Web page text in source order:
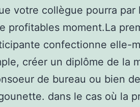
votre collègue pourra par
profitables moment.La
confectionne elle-
créer un diplôme de la
de bureau ou bien
dans le cas où la